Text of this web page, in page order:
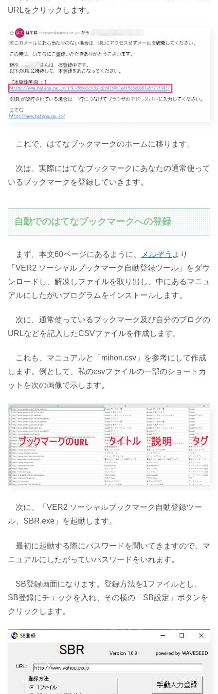
URLをクリックします。
これで、はてなブックマークのホームに移ります。
次は、実際にはてなブックマークにあなたの通常使って
いるブックマークを登録していきます。
自動でのはてなブックマークへの登録
まず、本文60ページにあるように、 メルぞう より
「VER2 ソーシャルブックマーク自動登録ツール」をダウ
ンロードし、解凍しファイルを取り出し、中にあるマニュ
アルにしたがいプログラムをインストールします。
次に、通常使っているブックマーク及び自分のブログの
URLなどを記入したCSVファイルを作成します。
これも、マニュアルと「mihon.csv」を参考にして作成
します。例として、私のcsvファイルの一部のショートカ
ットを次の画像で示します。
次に、「VER2 ソーシャルブックマーク自動登録ツー
ル、SBR.exe」を起動します。
最初に起動する際にパスワードを聞いてきますので、マ
ニュアルにしたがっていパスワードをいれます。
SB登録画面になります。登録方法を1ファイルとし、
SB登録にチェックを入れ、その横の「SB設定」ボタンを
クリックします。